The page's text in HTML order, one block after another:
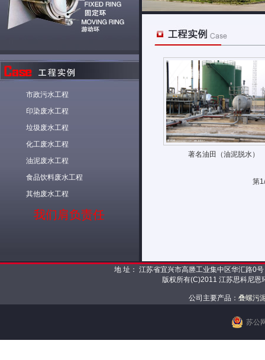
市政污水工程
印染废水工程
垃圾废水工程
化工废水工程
油泥废水工程
食品饮料废水工程
其他废水工程
我们肩负责任
著名油田（油泥脱水）
第
地 址： 江苏省宜兴市高塍工业集中区华汇路
版权所有(C)2011 江苏思科尼
公司主要产品： 叠螺污
苏公